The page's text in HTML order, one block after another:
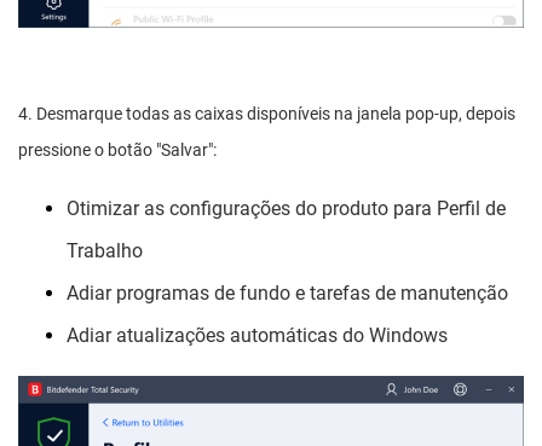
4. Desmarque todas as caixas disponíveis na janela pop-up, depois
pressione o botão "Salvar":
Otimizar as configurações do produto para Perfil de
Trabalho
Adiar programas de fundo e tarefas de manutenção
Adiar atualizações automáticas do Windows